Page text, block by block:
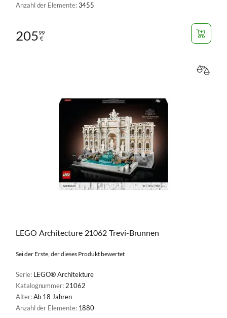
Anzahl der Elemente:3455
20599
€
LEGO Architecture 21062 Trevi-Brunnen
Sei der Erste, der dieses Produkt bewertet
Serie: LEGO® Architekture
Katalognummer: 21062
Alter:Ab 18 Jahren
Anzahl der Elemente: 1880